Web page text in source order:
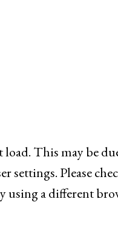
This may be
settings. Please
using a different